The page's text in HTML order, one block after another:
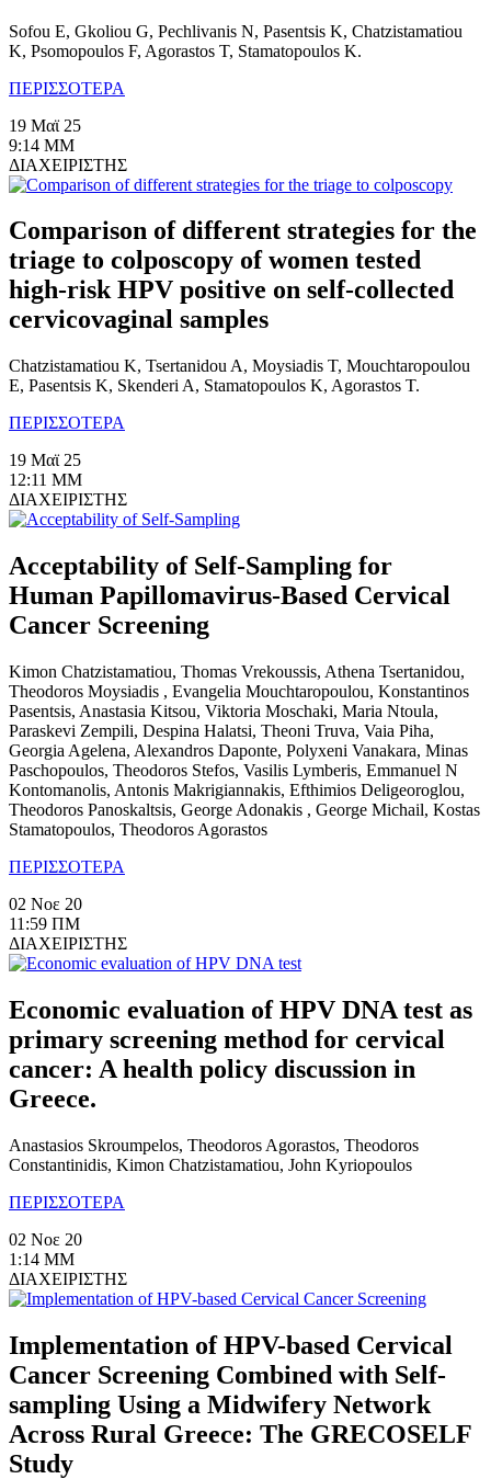
Sofou E, Gkoliou G, Pechlivanis N, Pasentsis K, Chatzistamatiou
K, Psomopoulos F, Agorastos T, Stamatopoulos K.
ΠΕΡΙΣΣΟΤΕΡΑ
19 Μαϊ 25
9:14 ΜΜ
ΔΙΑΧΕΙΡΙΣΤΗΣ
Comparison of different strategies for the
triage to colposcopy of women tested
high-risk HPV positive on self-collected
cervicovaginal samples
Chatzistamatiou K, Tsertanidou A, Moysiadis T, Mouchtaropoulou
E, Pasentsis K, Skenderi A, Stamatopoulos K, Agorastos T.
ΠΕΡΙΣΣΟΤΕΡΑ
19 Μαϊ 25
12:11 ΜΜ
ΔΙΑΧΕΙΡΙΣΤΗΣ
Acceptability of Self-Sampling for
Human Papillomavirus-Based Cervical
Cancer Screening
Kimon Chatzistamatiou, Thomas Vrekoussis, Athena Tsertanidou,
Theodoros Moysiadis , Evangelia Mouchtaropoulou, Konstantinos
Pasentsis, Anastasia Kitsou, Viktoria Moschaki, Maria Ntoula,
Paraskevi Zempili, Despina Halatsi, Theoni Truva, Vaia Piha,
Georgia Agelena, Alexandros Daponte, Polyxeni Vanakara, Minas
Paschopoulos, Theodoros Stefos, Vasilis Lymberis, Emmanuel N
Kontomanolis, Antonis Makrigiannakis, Efthimios Deligeoroglou,
Theodoros Panoskaltsis, George Adonakis , George Michail, Kostas
Stamatopoulos, Theodoros Agorastos
ΠΕΡΙΣΣΟΤΕΡΑ
02 Νοε 20
11:59 ΠΜ
ΔΙΑΧΕΙΡΙΣΤΗΣ
Economic evaluation of HPV DNA test as
primary screening method for cervical
cancer: A health policy discussion in
Greece.
Anastasios Skroumpelos, Theodoros Agorastos, Theodoros
Constantinidis, Kimon Chatzistamatiou, John Kyriopoulos
ΠΕΡΙΣΣΟΤΕΡΑ
02 Νοε 20
1:14 ΜΜ
ΔΙΑΧΕΙΡΙΣΤΗΣ
Implementation of HPV-based Cervical
Cancer Screening Combined with Self-
sampling Using a Midwifery Network
Across Rural Greece: The GRECOSELF
Study